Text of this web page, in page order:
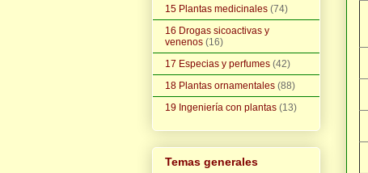
15 Plantas medicinales (74)
16 Drogas sicoactivas y
venenos (16)
17 Especias y perfumes (42)
18 Plantas ornamentales (88)
19 Ingeniería con plantas (13)
Temas generales